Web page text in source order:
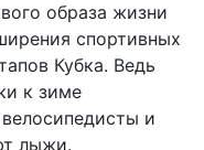
образа жизни
спортивных
Кубка. Ведь
к зиме
и
лыжи.